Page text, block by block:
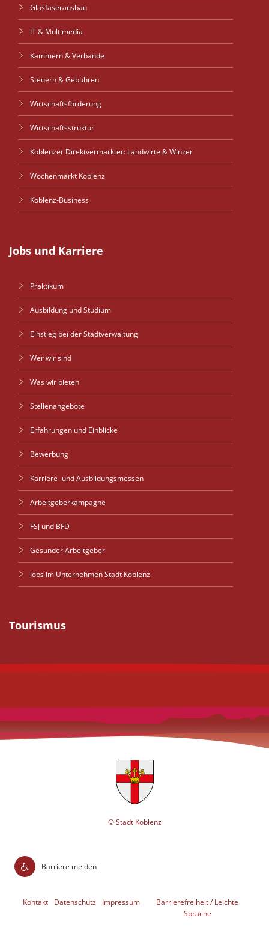
Glasfaserausbau
IT & Multimedia
Kammern & Verbände
Steuern & Gebühren
Wirtschaftsförderung
Wirtschaftsstruktur
Koblenzer Direktvermarkter: Landwirte & Winzer
Wochenmarkt Koblenz
Koblenz-Business
Jobs und Karriere
Praktikum
Ausbildung und Studium
Einstieg bei der Stadtverwaltung
Wer wir sind
Was wir bieten
Stellenangebote
Erfahrungen und Einblicke
Bewerbung
Karriere- und Ausbildungsmessen
Arbeitgeberkampagne
FSJ und BFD
Gesunder Arbeitgeber
Jobs im Unternehmen Stadt Koblenz
Tourismus
© Stadt Koblenz
Barriere melden
Kontakt Datenschutz Impressum
Barrierefreiheit / Leichte
Sprache